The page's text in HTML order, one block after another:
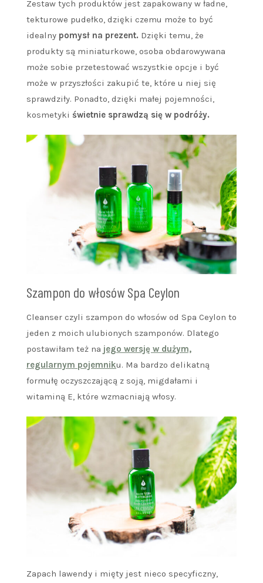
Zestaw tych produktów jest zapakowany w ładne,
tekturowe pudełko, dzięki czemu może to być
idealny pomysł na prezent. Dzięki temu, że
produkty są miniaturkowe, osoba obdarowywana
może sobie przetestować wszystkie opcje i być
może w przyszłości zakupić te, które u niej się
sprawdziły. Ponadto, dzięki małej pojemności,
kosmetyki świetnie sprawdzą się w podróży.
Szampon do włosów Spa Ceylon
Cleanser czyli szampon do włosów od Spa Ceylon to
jeden z moich ulubionych szamponów. Dlatego
postawiłam też na jego wersję w dużym,
regularnym pojemniku. Ma bardzo delikatną
formułę oczyszczającą z soją, migdałami i
witaminą E, które wzmacniają włosy.
Zapach lawendy i mięty jest nieco specyficzny,